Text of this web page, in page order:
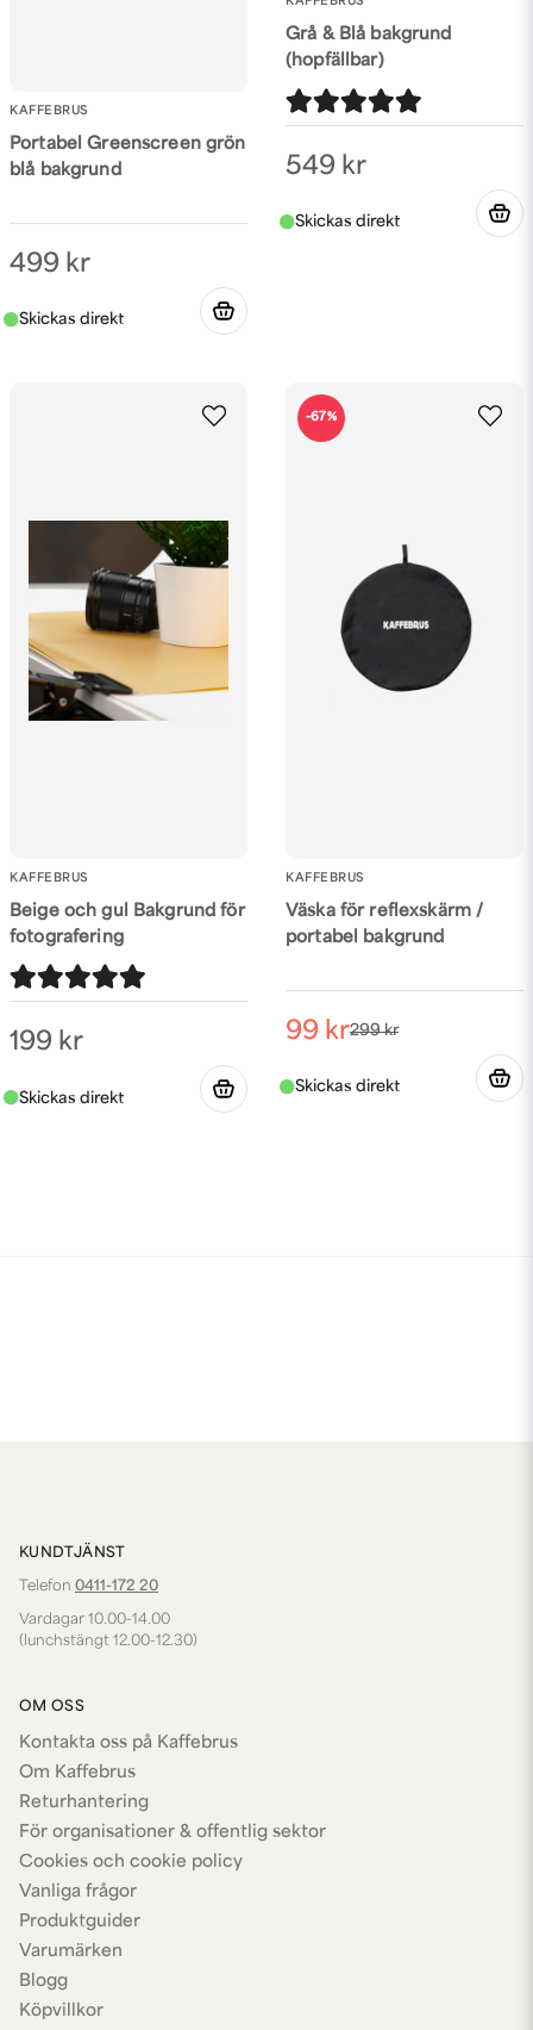
KAFFEBRUS
Portabel Greenscreen grön
blå bakgrund
499 kr
Grå & Blå bakgrund
(hopfällbar)
549 kr
KAFFEBRUS
Beige och gul Bakgrund för
fotografering
199 kr
KAFFEBRUS
Väska för reflexskärm /
portabel bakgrund
299 kr
99 kr
-67%
KUNDTJÄNST
Telefon 0411-172 20
Vardagar 10.00-14.00
(lunchstängt 12.00-12.30)
OM OSS
Kontakta oss på Kaffebrus
Om Kaffebrus
Returhantering
För organisationer & offentlig sektor
Cookies och cookie policy
Vanliga frågor
Produktguider
Varumärken
Blogg
Köpvillkor